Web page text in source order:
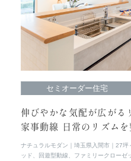
セミオーダー住宅
伸びやかな気配が広がる
家事動線 日常のリズム
ナチュラルモダン 埼玉県入間市 27坪
ッド、回遊型動線、ファミリークローゼ